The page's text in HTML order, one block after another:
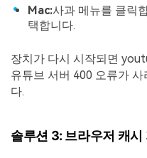
Mac:사과 메뉴를 클릭
택합니다.
장치가 다시 시작되면
유튜브 서버 400 오류가
다.
솔루션 3: 브라우저 캐시